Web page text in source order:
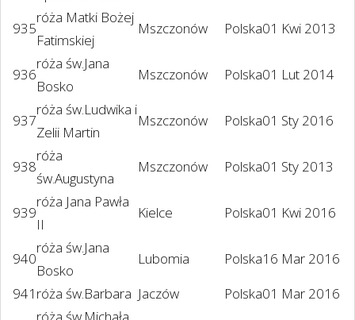
935
róża Matki Bożej
Fatimskiej
Mszczonów Polska01 Kwi 2013
936
róża św.Jana
Bosko
Mszczonów Polska01 Lut 2014
937
róża św.Ludwika i
Zelii Martin
Mszczonów Polska01 Sty 2016
938
róża
św.Augustyna
Mszczonów Polska01 Sty 2013
939
róża Jana Pawła
II
Kielce Polska01 Kwi 2016
940
róża św.Jana
Bosko
Lubomia Polska16 Mar 2016
941 róża św.Barbara Jaczów Polska01 Mar 2016
róża św.Michała